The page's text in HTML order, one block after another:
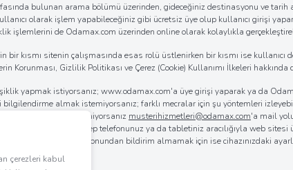
bulunan arama bölümü üzerinden, gideceğiniz destinasyonu ve tarih
olarak işlem yapabileceğiniz gibi ücretsiz üye olup kullanıcı girişi
işlemlerini de Odamax.com üzerinden online olarak kolaylıkla
kısmı sitenin çalışmasında esas rolü üstlenirken bir kısmı ise kullanıcı
Gizlilik Politikası ve Çerez (Cookie) Kullanımı İlkeleri hakkında
yapmak istiyorsanız; www.odamax.com'a üye girişi yaparak ya da
almak istemiyorsanız; farklı mecralar için şu yöntemleri
posta almak istemiyorsanız musterihizmetleri@odamax.com'a mail
Bilgisayarınız, cep telefonunuz ya da tabletiniz aracılığıyla web
mobil aplikasyonundan bildirim almamak için ise cihazınızdaki